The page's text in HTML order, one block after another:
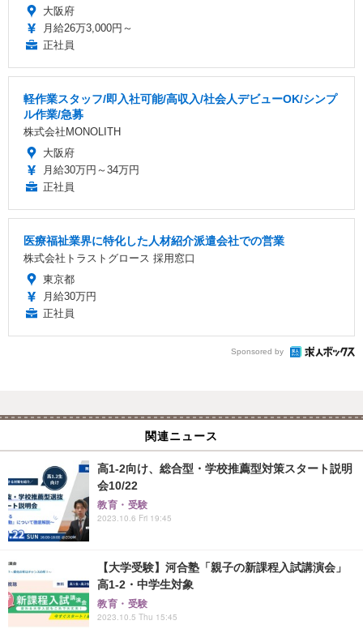
大阪府
月給26万3,000円～
正社員
軽作業スタッフ/即入社可能/高収入/社会人デビューOK/シンプ
ル作業/急募
株式会社MONOLITH
大阪府
月給30万円～34万円
正社員
医療福祉業界に特化した人材紹介派遣会社での営業
株式会社トラストグロース 採用窓口
東京都
月給30万円
正社員
Sponsored by
関連ニュース
高1-2向け、総合型・学校推薦型対策スタート説明
会10/22
教育・受験
2023.10.6 Fri 19:45
【大学受験】河合塾「親子の新課程入試講演会」
高1-2・中学生対象
教育・受験
2023.10.5 Thu 15:45